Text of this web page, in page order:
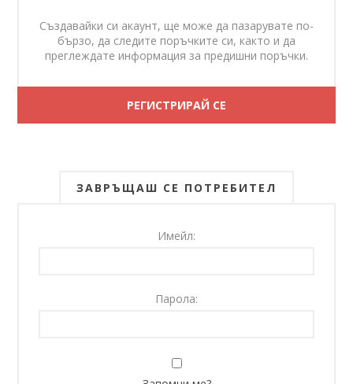
Създавайки си акаунт, ще може да пазарувате по-
бързо, да следите поръчките си, както и да
преглеждате информация за предишни поръчки.
ЗАВРЪЩАШ СЕ ПОТРЕБИТЕЛ
Имейл:
Парола: